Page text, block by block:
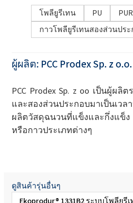
โพลียูรีเทน PU
PUR
กาวโพลียูรีเทนสองส่วนปร
ผู้ผลิต: PCC Prodex Sp. z o.o.
PCC Prodex Sp. z oo เป็นผู้ผลิ
และสองส่วนประกอบมาเป็นเ
ผลิตวัสดุฉนวนที่แข็งและกึ่งแ
หรือกาวประเภทต่างๆ
ดูสินค้ารุ่นอื่นๆ
Ekoprodur® 1331B2 ระบบโพลียูรี